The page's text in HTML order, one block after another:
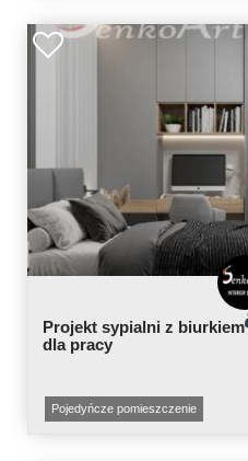
Projekt sypialni z biurkiem
dla pracy
Pojedyńcze pomieszczenie